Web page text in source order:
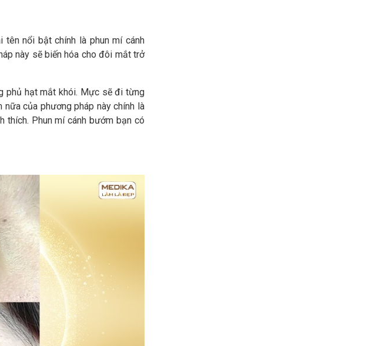
nổi bật chính là phun mí cánh
này sẽ biến hóa cho đôi mắt trở
phủ hạt mắt khói. Mực sẽ đi từng
của phương pháp này chính là
thích. Phun mí cánh bướm bạn có